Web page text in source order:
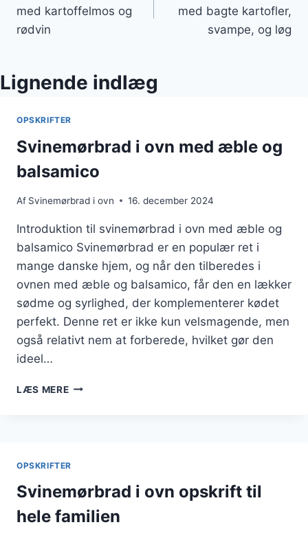
med kartoffelmos og
rødvin
med bagte kartofler,
svampe, og løg
Lignende indlæg
OPSKRIFTER
Svinemørbrad i ovn med æble og
balsamico
Af Svinemørbrad i ovn 16. december 2024
Introduktion til svinemørbrad i ovn med æble og
balsamico Svinemørbrad er en populær ret i
mange danske hjem, og når den tilberedes i
ovnen med æble og balsamico, får den en lækker
sødme og syrlighed, der komplementerer kødet
perfekt. Denne ret er ikke kun velsmagende, men
også relativt nem at forberede, hvilket gør den
ideel…
LÆS MERESVINEMØRBRAD
BALSAMICO
OPSKRIFTER
Svinemørbrad i ovn opskrift til
hele familien